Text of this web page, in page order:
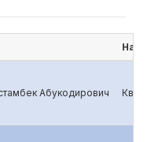
Абукодирович